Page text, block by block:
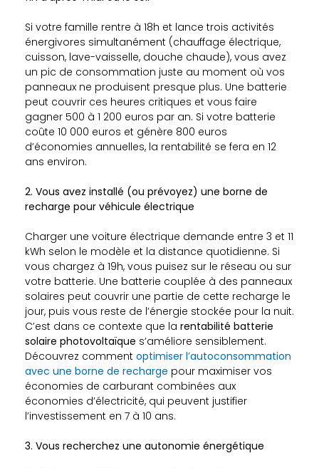
Si votre famille rentre à 18h et lance trois activités
énergivores simultanément (chauffage électrique,
cuisson, lave-vaisselle, douche chaude), vous avez
un pic de consommation juste au moment où vos
panneaux ne produisent presque plus. Une batterie
peut couvrir ces heures critiques et vous faire
gagner 500 à 1 200 euros par an. Si votre batterie
coûte 10 000 euros et génère 800 euros
d’économies annuelles, la rentabilité se fera en 12
ans environ.
2. Vous avez installé (ou prévoyez) une borne de
recharge pour véhicule électrique
Charger une voiture électrique demande entre 3 et 11
kWh selon le modèle et la distance quotidienne. Si
vous chargez à 19h, vous puisez sur le réseau ou sur
votre batterie. Une batterie couplée à des panneaux
solaires peut couvrir une partie de cette recharge le
jour, puis vous reste de l’énergie stockée pour la nuit.
C’est dans ce contexte que la rentabilité batterie
solaire photovoltaïque s’améliore sensiblement.
Découvrez comment optimiser l’autoconsommation
avec une borne de recharge pour maximiser vos
économies de carburant combinées aux
économies d’électricité, qui peuvent justifier
l’investissement en 7 à 10 ans.
3. Vous recherchez une autonomie énergétique